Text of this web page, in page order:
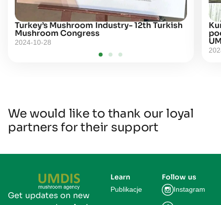
Turkey’s Mushroom Industry- 12th Turkish
Mushroom Congress
2024-10-28
We would like to thank our loyal
partners for their support
Get updates on new
Learn
Publikacje
Follow us
Instagram